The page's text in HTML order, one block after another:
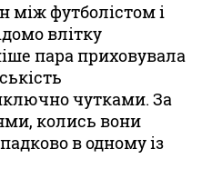
між футболістом і
влітку
пара приховувала
чутками. За
колись вони
в одному із